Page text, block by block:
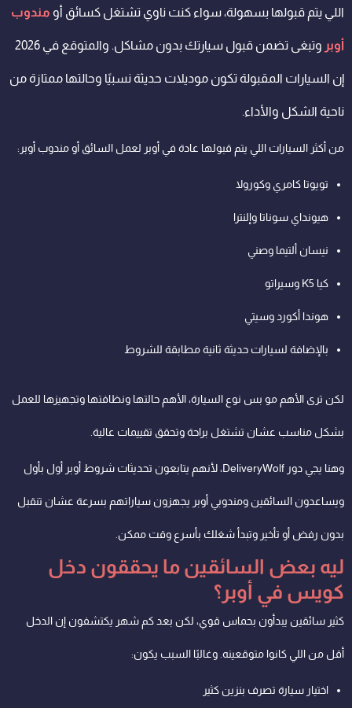
اللي يتم قبولها بسهولة، سواء كنت ناوي تشتغل كسائق أو مندوب
أوبر وتبغى تضمن قبول سيارتك بدون مشاكل. والمتوقع في 2026
إن السيارات المقبولة تكون موديلات حديثة نسبيًا وحالتها ممتازة من
ناحية الشكل والأداء.
من أكثر السيارات اللي يتم قبولها عادة في أوبر لعمل السائق أو مندوب أوبر:
تويوتا كامري وكورولا
هيونداي سوناتا وإلنترا
نيسان ألتيما وصني
كيا K5 وسيراتو
هوندا أكورد وسيتي
بالإضافة لسيارات حديثة ثانية مطابقة للشروط
لكن ترى الأهم مو بس نوع السيارة، الأهم حالتها ونظافتها وتجهيزها للعمل
بشكل مناسب عشان تشتغل براحة وتحقق تقييمات عالية.
وهنا يجي دور DeliveryWolf، لأنهم يتابعون تحديثات شروط أوبر أول بأول
ويساعدون السائقين ومندوبي أوبر يجهزون سياراتهم بسرعة عشان تنقبل
بدون رفض أو تأخير وتبدأ شغلك بأسرع وقت ممكن.
ليه بعض السائقين ما يحققون دخل
كويس في أوبر؟
كثير سائقين يبدأون بحماس قوي، لكن بعد كم شهر يكتشفون إن الدخل
أقل من اللي كانوا متوقعينه. وغالبًا السبب يكون:
اختيار سيارة تصرف بنزين كثير